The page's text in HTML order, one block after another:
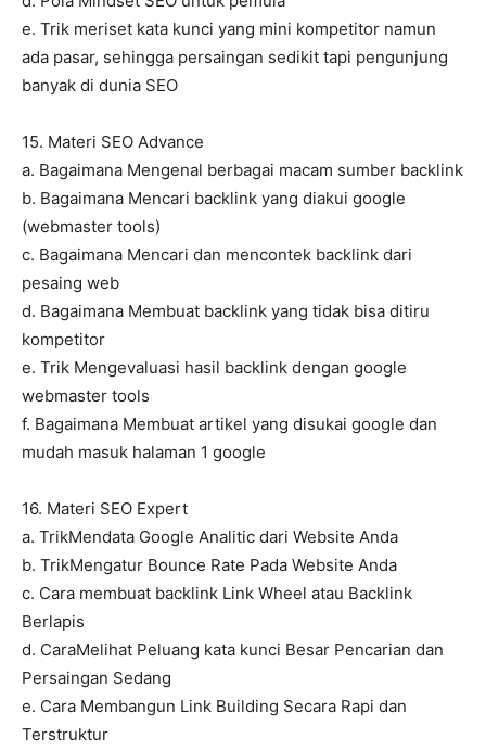
e. Trik meriset kata kunci yang mini kompetitor namun
ada pasar, sehingga persaingan sedikit tapi pengunjung
banyak di dunia SEO
15. Materi SEO Advance
a. Bagaimana Mengenal berbagai macam sumber backlink
b. Bagaimana Mencari backlink yang diakui google
(webmaster tools)
c. Bagaimana Mencari dan mencontek backlink dari
pesaing web
d. Bagaimana Membuat backlink yang tidak bisa ditiru
kompetitor
e. Trik Mengevaluasi hasil backlink dengan google
webmaster tools
f. Bagaimana Membuat artikel yang disukai google dan
mudah masuk halaman 1 google
16. Materi SEO Expert
a. TrikMendata Google Analitic dari Website Anda
b. TrikMengatur Bounce Rate Pada Website Anda
c. Cara membuat backlink Link Wheel atau Backlink
Berlapis
d. CaraMelihat Peluang kata kunci Besar Pencarian dan
Persaingan Sedang
e. Cara Membangun Link Building Secara Rapi dan
Terstruktur